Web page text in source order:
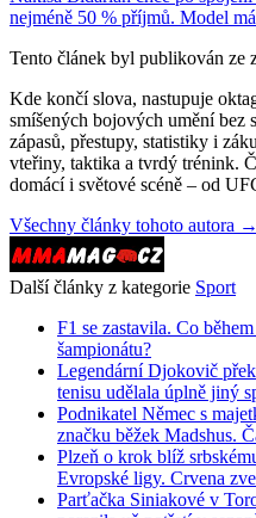
nejméně 50 % příjmů. Model
Tento článek byl publikován ze
Kde končí slova, nastupuje
smíšených bojových umění
zápasů, přestupy, statistiky i
vteřiny, taktika a tvrdý trénink.
domácí i světové scéně – od
Všechny články tohoto autora →
Další články z kategorie Sport
F1 se zastavila. Co
šampionátu?
Legendární Djokovič
tenisu udělala úplně jiný
Podnikatel Němec s
značku běžek Madshus.
Plzeň o krok blíž
Evropské ligy. Crvena
Parťačka Siniakové v